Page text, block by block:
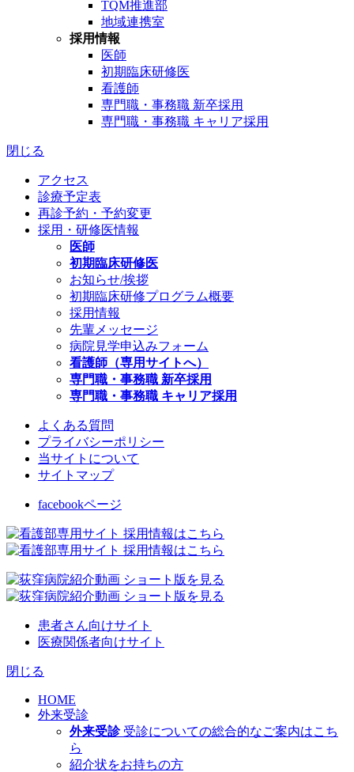
TQM推進部
地域連携室
採用情報
医師
初期臨床研修医
看護師
専門職・事務職 新卒採用
専門職・事務職 キャリア採用
閉じる
アクセス
診療予定表
再診予約・予約変更
採用・研修医情報
医師
初期臨床研修医
お知らせ/挨拶
初期臨床研修プログラム概要
採用情報
先輩メッセージ
病院見学申込みフォーム
看護師（専用サイトへ）
専門職・事務職 新卒採用
専門職・事務職 キャリア採用
よくある質問
プライバシーポリシー
当サイトについて
サイトマップ
facebookページ
患者さん向けサイト
医療関係者向けサイト
閉じる
HOME
外来受診
外来受診 受診についての総合的なご案内はこち
ら
紹介状をお持ちの方